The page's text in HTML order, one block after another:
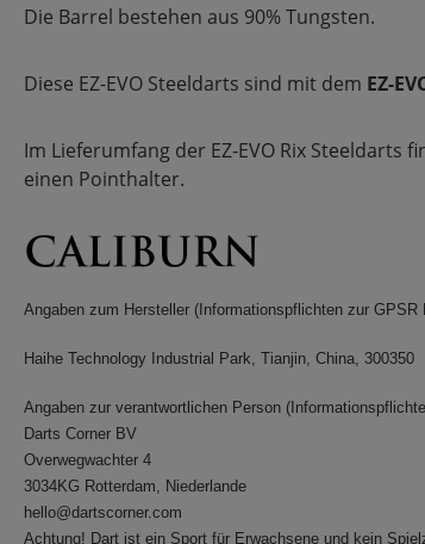
Die Barrel bestehen aus 90% Tungsten.
Diese EZ-EVO Steeldarts sind mit dem EZ-
Im Lieferumfang der EZ-EVO Rix Steeldarts
einen Pointhalter.
Angaben zum Hersteller (Informationspflichten zur GPSR
Haihe Technology Industrial Park, Tianjin, China, 300350
Angaben zur verantwortlichen Person
Darts Corner BV
Overwegwachter 4
3034KG Rotterdam, Niederlande
hello@dartscorner.com
Achtung! Dart ist ein Sport für Erwachsene und kein